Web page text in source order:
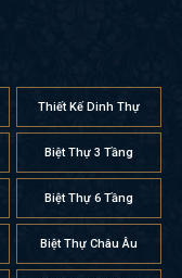
Thiết Kế Dinh Thự
Biệt Thự 3 Tầng
Biệt Thự 6 Tầng
Biệt Thự Châu Âu